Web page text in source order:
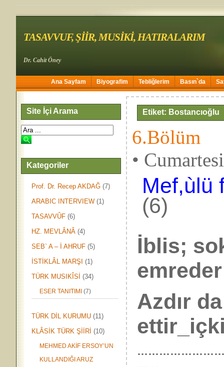
TASAVVUF, ŞİİR, MUSİKİ, HATIRALARIM
Dr. Cahit Öney
Ana Sayfam Biyografim Tebliğlerim Basın`da
Site İçi Arama
Kategoriler
Prof. Dr. Recep AKDAĞ (7)
ARABIC INTERVIEW (1)
TASAVVÛF (6)
HZ. MEVLÂNÂ (4)
SEB` A – İ AHRUF (5)
İSTİKLÂL MARŞI (1)
TÜRK MUSIKÎSİ (34)
ESER TANITIMI (7)
TÜRK DİL KURUMU (11)
KLÂSİK TÜRK ŞİİRİ (10)
MEHMED AKİF ERSOY’UN
KULLANDIĞI ARUZ
Etiket: Bostancıoğlu
6.Bölüm
•
Mef,ùlü
(6)
İblis;
Azdır